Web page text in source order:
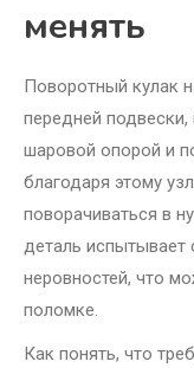
менять
Поворотный кулак
передней подвески,
шаровой опорой и
благодаря этому
поворачиваться в
деталь испытывает
неровностей, что
поломке.
Как понять, что